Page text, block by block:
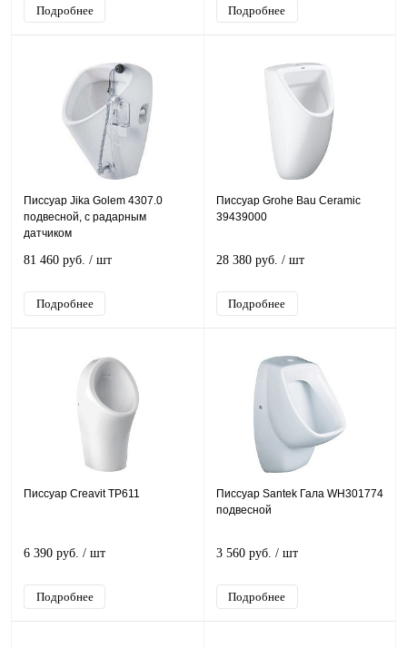
Подробнее Подробнее
Писсуар Jika Golem 4307.0
подвесной, с радарным
датчиком
81 460 руб. / шт
Подробнее
Писсуар Grohe Bau Ceramic
39439000
28 380 руб. / шт
Подробнее
Писсуар Creavit TP611
6 390 руб. / шт
Подробнее
Писсуар Santek Гала WH301774
подвесной
3 560 руб. / шт
Подробнее